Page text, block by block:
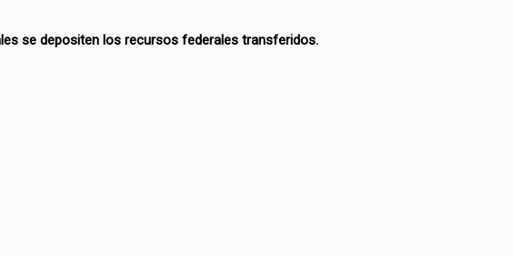
se depositen los recursos federales transferidos.